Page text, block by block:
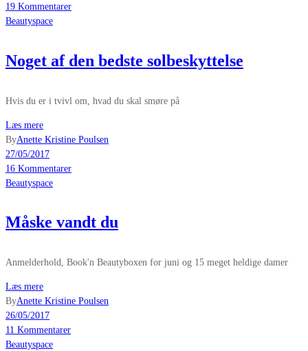
19 Kommentarer
Beautyspace
Noget af den bedste solbeskyttelse
Hvis du er i tvivl om, hvad du skal smøre på
Læs mere
ByAnette Kristine Poulsen
27/05/2017
16 Kommentarer
Beautyspace
Måske vandt du
Anmelderhold, Book'n Beautyboxen for juni og 15 meget heldige damer
Læs mere
ByAnette Kristine Poulsen
26/05/2017
11 Kommentarer
Beautyspace